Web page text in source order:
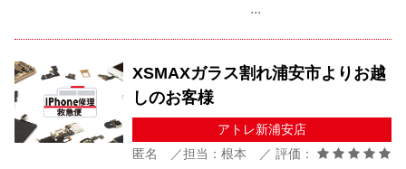
...
XSMAXガラス割れ浦安市よりお越
しのお客様
アトレ新浦安店
匿名 ／担当：根本 ／ 評価：